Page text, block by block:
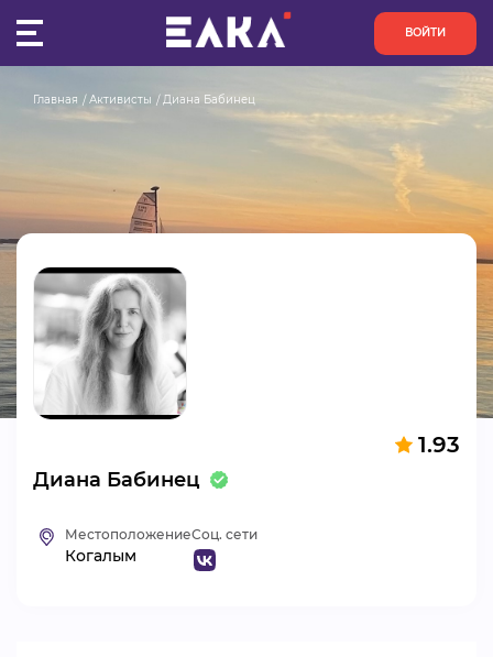
ВОЙТИ
ПУЛЬС
ОРГАНИЗАЦИИ
АКТИВИСТЫ
ПРОЕКТЫ
АНАЛИТИКА
БАЗА ЗНАНИЙ
Главная Активисты Диана Бабинец
1.93
Диана Бабинец
Местоположение
Когалым
Соц. сети